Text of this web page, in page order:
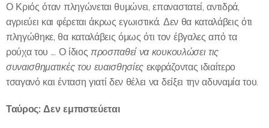
Ο Κριός όταν πληγώνεται θυμώνει, επαναστατεί, αντιδρά,
αγριεύει και φέρεται άκρως εγωιστικά. Δεν θα καταλάβεις ότι
πληγώθηκε, θα καταλάβεις όμως ότι τον έβγαλες από τα
ρούχα του ... Ο ίδιος προσπαθεί να κουκουλώσει τις
συναισθηματικές του ευαισθησίες εκφράζοντας ιδιαίτερο
τσαγανό και ένταση γιατί δεν θέλει να δείξει την αδυναμία του.
Ταύρος: Δεν εμπιστεύεται